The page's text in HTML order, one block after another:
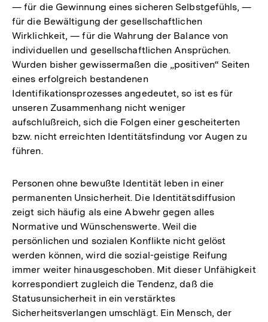
— für die Gewinnung eines sicheren Selbstgefühls, —
für die Bewältigung der gesellschaftlichen
Wirklichkeit, — für die Wahrung der Balance von
individuellen und gesellschaftlichen Ansprüchen.
Wurden bisher gewissermaßen die „positiven“ Seiten
eines erfolgreich bestandenen
Identifikationsprozesses angedeutet, so ist es für
unseren Zusammenhang nicht weniger
aufschlußreich, sich die Folgen einer gescheiterten
bzw. nicht erreichten Identitätsfindung vor Augen zu
führen.
Personen ohne bewußte Identität leben in einer
permanenten Unsicherheit. Die Identitätsdiffusion
zeigt sich häufig als eine Abwehr gegen alles
Normative und Wünschenswerte. Weil die
persönlichen und sozialen Konflikte nicht gelöst
werden können, wird die sozial-geistige Reifung
immer weiter hinausgeschoben. Mit dieser Unfähigkeit
korrespondiert zugleich die Tendenz, daß die
Statusunsicherheit in ein verstärktes
Sicherheitsverlangen umschlägt. Ein Mensch, der